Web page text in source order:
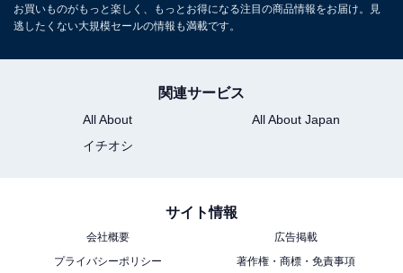
お買いものがもっと楽しく、もっとお得になる注目の商品情報をお届け。見
逃したくない大規模セールの情報も満載です。
関連サービス
All About
All About Japan
イチオシ
サイト情報
会社概要
広告掲載
プライバシーポリシー
著作権・商標・免責事項